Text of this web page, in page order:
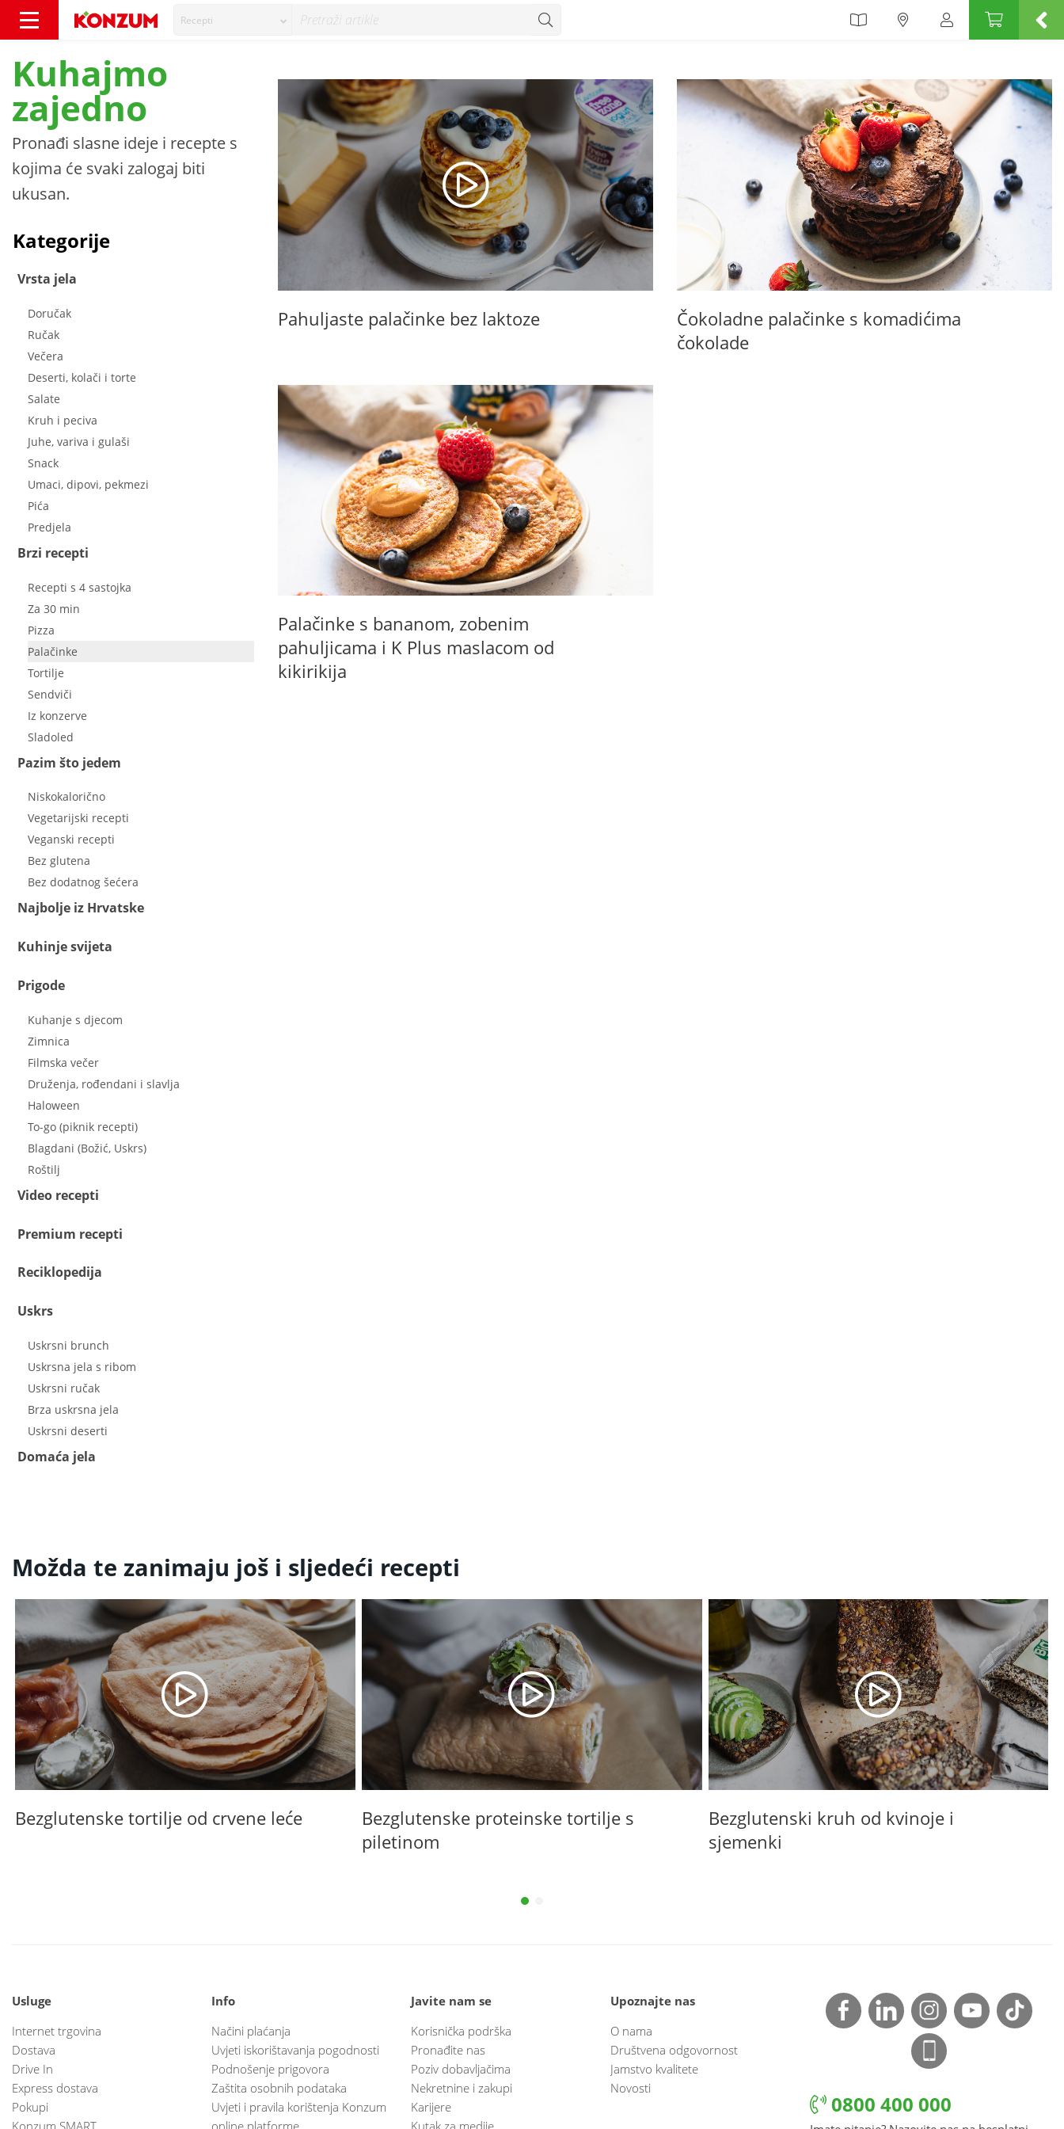
Recepti
Kuhajmo
zajedno
Pronađi slasne ideje i recepte s
kojima će svaki zalogaj biti
ukusan.
Kategorije
Vrsta jela
Doručak
Ručak
Večera
Deserti, kolači i torte
Salate
Kruh i peciva
Juhe, variva i gulaši
Snack
Umaci, dipovi, pekmezi
Pića
Predjela
Brzi recepti
Recepti s 4 sastojka
Za 30 min
Pizza
Palačinke
Tortilje
Sendviči
Iz konzerve
Sladoled
Pazim što jedem
Niskokalorično
Vegetarijski recepti
Veganski recepti
Bez glutena
Bez dodatnog šećera
Najbolje iz Hrvatske
Kuhinje svijeta
Prigode
Kuhanje s djecom
Zimnica
Filmska večer
Druženja, rođendani i slavlja
Haloween
To-go (piknik recepti)
Blagdani (Božić, Uskrs)
Roštilj
Video recepti
Premium recepti
Reciklopedija
Uskrs
Uskrsni brunch
Uskrsna jela s ribom
Uskrsni ručak
Brza uskrsna jela
Uskrsni deserti
Domaća jela
Pahuljaste palačinke bez laktoze
Čokoladne palačinke s komadićima
čokolade
Palačinke s bananom, zobenim
pahuljicama i K Plus maslacom od
kikirikija
Možda te zanimaju još i sljedeći recepti
Bezglutenske tortilje od crvene leće
Bezglutenske proteinske tortilje s
piletinom
Bezglutenski kruh od kvinoje i
sjemenki
Usluge
Internet trgovina
Dostava
Drive In
Express dostava
Pokupi
Info
Načini plaćanja
Uvjeti iskorištavanja pogodnosti
Podnošenje prigovora
Zaštita osobnih podataka
Uvjeti i pravila korištenja Konzum
Javite nam se
Korisnička podrška
Pronađite nas
Poziv dobavljačima
Nekretnine i zakupi
Karijere
Upoznajte nas
O nama
Društvena odgovornost
Jamstvo kvalitete
Novosti
0800 400 000